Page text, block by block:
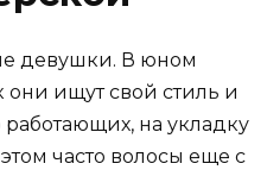
девушки. В юном
они ищут свой стиль и
на укладку
часто волосы еще с